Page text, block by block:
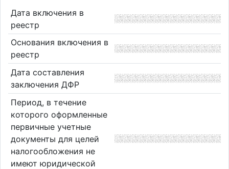
Дата включения в
реестр
Основания включения в
реестр
Дата составления
заключения ДФР
Период, в течение
которого оформленные
первичные учетные
документы для целей
налогообложения не
имеют юридической